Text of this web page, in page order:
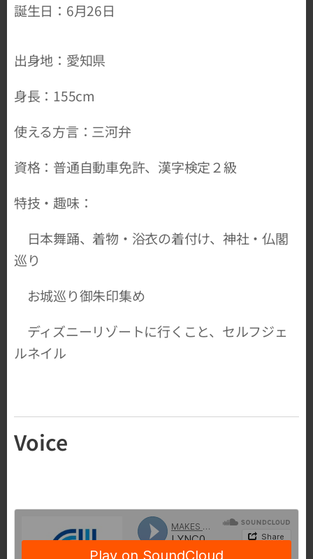
誕生日：6月26日
出身地：愛知県
身長：155cm
使える方言：三河弁
資格：普通自動車免許、漢字検定２級
特技・趣味：
日本舞踊、着物・浴衣の着付け、神社・仏閣
巡り
お城巡り御朱印集め
ディズニーリゾートに行くこと、セルフジェ
ルネイル
Voice